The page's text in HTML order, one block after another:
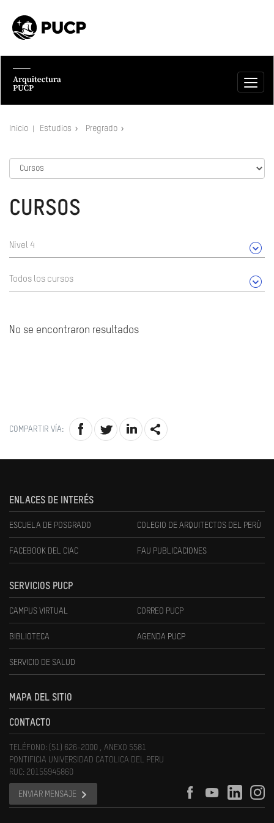
Inicio Estudios Pregrado
CURSOS
Nivel 4
Todos los cursos
No se encontraron resultados
COMPARTIR VÍA:
ENLACES DE INTERÉS
ESCUELA DE POSGRADO COLEGIO DE ARQUITECTOS DEL PERÚ
FACEBOOK DEL CIAC FAU PUBLICACIONES
SERVICIOS PUCP
CAMPUS VIRTUAL CORREO PUCP
BIBLIOTECA AGENDA PUCP
SERVICIO DE SALUD
MAPA DEL SITIO
CONTACTO
TELÉFONO: (51) 626-2000 , ANEXO 5581
PONTIFICIA UNIVERSIDAD CATOLICA DEL PERU
RUC: 20155945860
ENVIAR MENSAJE